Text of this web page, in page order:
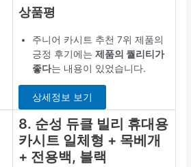
상품평
주니어 카시트 추천 7위 제품의
긍정 후기에는제품의 퀄리티가
좋다는 내용이 있었습니다.
상세정보 보기
8. 순성 듀클 빌리 휴대용
카시트 일체형 + 목베개
+ 전용백, 블랙